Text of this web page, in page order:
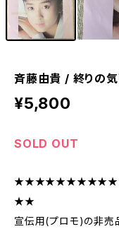
斉藤由貴 / 終りの
¥5,800
SOLD OUT
★★
宣伝用(プロモ)の非売